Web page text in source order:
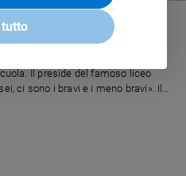
contestazioni
esclusi dal "Bonus di merito"
Il preside del famoso liceo
ci sono i bravi e i meno bravi». Il
i docenti dei nostri figli.